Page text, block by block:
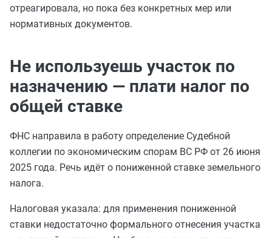
отреагировала, но пока без конкретных мер или
нормативных документов.
Не используешь участок по
назначению — плати налог по
общей ставке
ФНС направила в работу определение Судебной
коллегии по экономическим спорам ВС РФ от 26 июня
2025 года. Речь идёт о пониженной ставке земельного
налога.
Налоговая указала: для применения пониженной
ставки недостаточно формального отнесения участка